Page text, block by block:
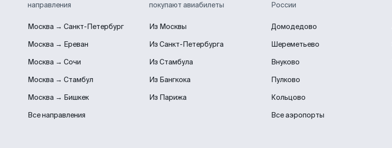
направления
Москва → Санкт-Петербург
Москва → Ереван
Москва → Сочи
Москва → Стамбул
Москва → Бишкек
Все направления
покупают авиабилеты
Из Москвы
Из Санкт-Петербурга
Из Стамбула
Из Бангкока
Из Парижа
России
Домодедово
Шереметьево
Внуково
Пулково
Кольцово
Все аэропорты